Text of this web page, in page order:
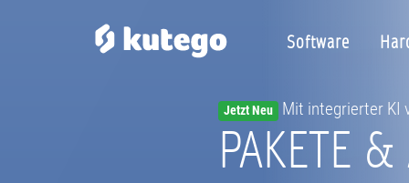
Jetzt Neu Mit integrierter KI
PAKETE
Software